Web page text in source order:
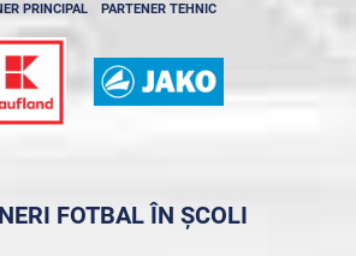
PRINCIPAL PARTENER TEHNIC
FOTBAL ÎN ȘCOLI